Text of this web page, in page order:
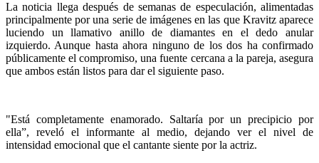
La noticia llega después de semanas de especulación, alimentadas
principalmente por una serie de imágenes en las que Kravitz aparece
luciendo un llamativo anillo de diamantes en el dedo anular
izquierdo. Aunque hasta ahora ninguno de los dos ha confirmado
públicamente el compromiso, una fuente cercana a la pareja, asegura
que ambos están listos para dar el siguiente paso.
"Está completamente enamorado. Saltaría por un precipicio por
ella”, reveló el informante al medio, dejando ver el nivel de
intensidad emocional que el cantante siente por la actriz.